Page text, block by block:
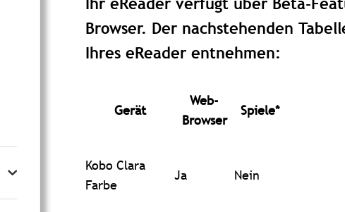
Ihr eReader verfügt über Beta-
Browser. Der nachstehenden
Ihres eReader entnehmen:
Gerät
Web-
Browser
Spiele*
Kobo Clara
Farbe
Ja Nein